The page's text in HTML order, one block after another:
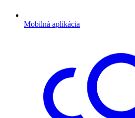
Mobilná aplikácia